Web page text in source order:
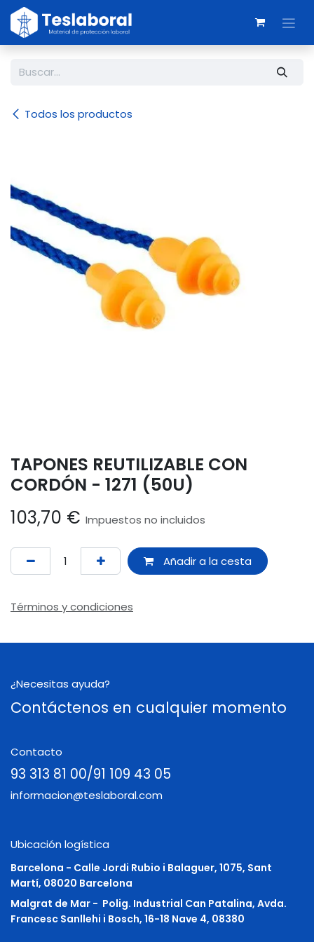
Ir al contenido
Todos los productos
TAPONES REUTILIZABLE CON
CORDÓN - 1271 (50U)
103,70 € Impuestos no incluidos
Añadir a la cesta
Términos y condiciones
¿Necesitas ayuda?
Contáctenos en cualquier momento
Contacto
93 313 81 00/91 109 43 05
informacion@teslaboral.com
Ubicación logística
Barcelona - Calle Jordi Rubio i Balaguer, 1075, Sant
Martí, 08020 Barcelona
Malgrat de Mar - Polig. Industrial Can Patalina, Avda.
Francesc Sanllehi i Bosch, 16-18 Nave 4, 08380